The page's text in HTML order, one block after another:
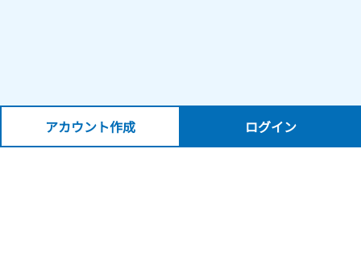
アカウント作成 ログイン